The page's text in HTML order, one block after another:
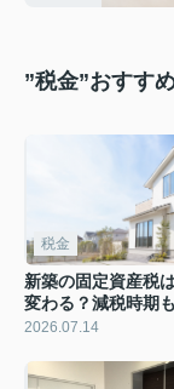
”税金”おすす
税金
新築の固定資産税
変わる？減税時期
2026.07.14